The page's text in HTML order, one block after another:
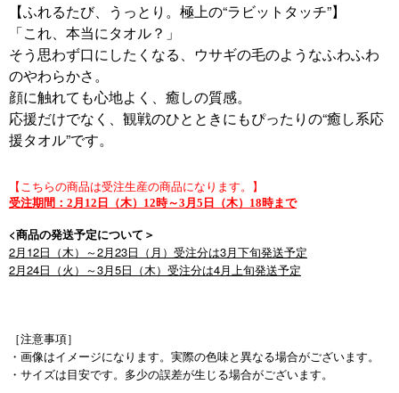
【ふれるたび、うっとり。極上の“ラビットタッチ”】
「これ、本当にタオル？」
そう思わず口にしたくなる、ウサギの毛のようなふわふわ
のやわらかさ。
顔に触れても心地よく、癒しの質感。
応援だけでなく、観戦のひとときにもぴったりの“癒し系応
援タオル”です。
【こちらの商品は受注生産の商品になります。】
受注期間：2月12日（木）12時～3月5日（木）18時まで
<商品の発送予定について＞
2月12日（木）～2月23日（月）受注分は3月 下旬発送予定
2月24日（火）～3月5日（木）受注分は4月上旬発送予定
［注意事項］
・画像はイメージになります。実際の色味と異なる場合がございます。
・サイズは目安です。多少の誤差が生じる場合がございます。